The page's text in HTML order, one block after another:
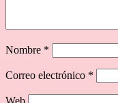
Nombre *
Correo electrónico *
Web